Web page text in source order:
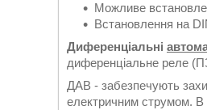
Можливе
Встановлення на
Диференціальні
диференціальне реле
ДАВ - забезпечують
електричним струмом. В